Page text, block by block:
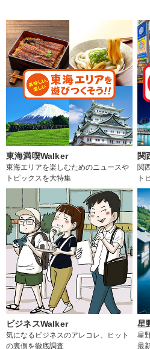
東海満喫Walker
東海エリアを楽しむためのニュースや
トピックスを大特集
関
関
ト
ビジネスWalker
気になるビジネスのアレコレ、ヒット
の裏側を徹底調査
星
星
最